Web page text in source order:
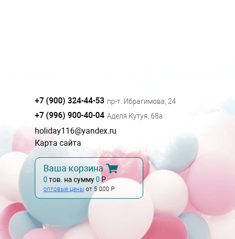
+7 (900) 324-44-53 пр-т. Ибрагимова, 24
+7 (996) 900-40-04 Аделя Кутуя, 68а
holiday116@yandex.ru
Карта сайта
Ваша корзина
0 тов. на сумму0 Р
оптовые цены от 5 000 Р